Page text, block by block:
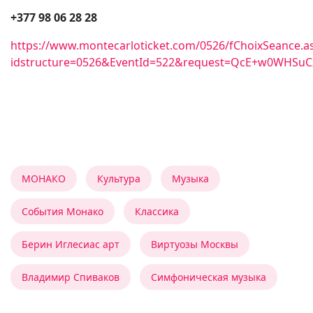
+377 98 06 28 28
https://www.montecarloticket.com/0526/
МОНАКО Культура Музыка
События Монако Классика
Берин Иглесиас арт Виртуозы Москвы
Владимир Спиваков Симфоническая музыка